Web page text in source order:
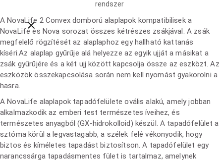
Close breadcrumbs
rendszer
A NovaLife 2 Convex domború alaplapok kompatibilisek a
NovaLife és Nova sorozat összes kétrészes zsákjával. A zsák
megfelelő rögzítését az alaplaphoz egy hallható kattanás
kíséri.Az alaplap gyűrűje alá helyezze az egyik ujját a másikat a
zsák gyűrűjére és a két ujj között kapcsolja össze az eszközt. Az
eszközök összekapcsolása során nem kell nyomást gyakorolni a
hasra.
A NovaLife alaplapok tapadófelülete ovális alakú, amely jobban
alkalmazkodik az emberi test természetes íveihez, és
természetes anyagból (GX-hidrokolloid) készül. A tapadófelület a
sztóma körül a legvastagabb, a szélek felé vékonyodik, hogy
biztos és kíméletes tapadást biztosítson. A tapadófelület egy
narancssárga tapadásmentes fület is tartalmaz, amelynek